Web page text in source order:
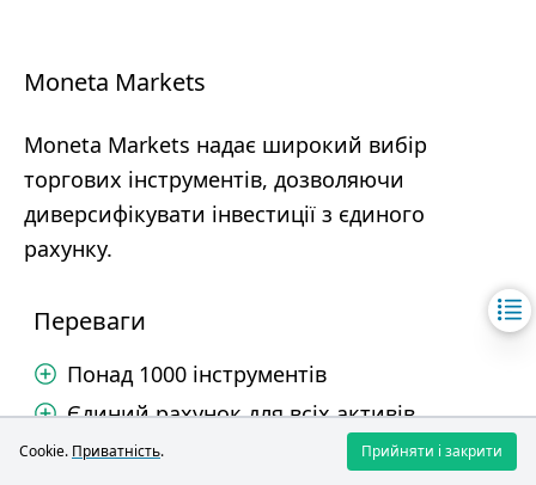
Moneta Markets
Moneta Markets надає широкий вибір
торгових інструментів, дозволяючи
диверсифікувати інвестиції з єдиного
рахунку.
Переваги
Понад 1000 інструментів
Єдиний рахунок для всіх активів
Високе плече до 1:1000
Cookie. Приватність. Прийняти і закрити